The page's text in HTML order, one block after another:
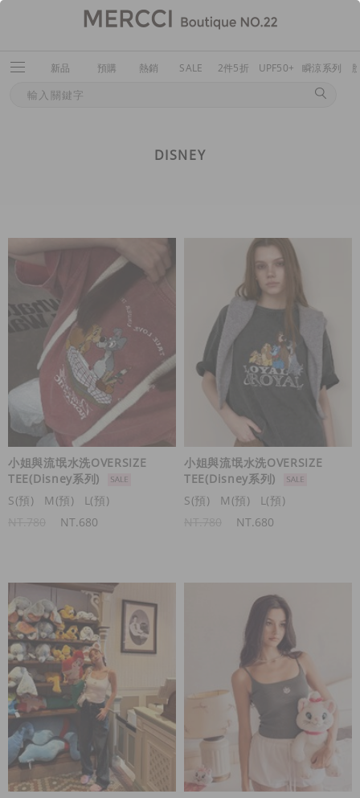
新品 預購 熱銷 SALE 2件5折 UPF50+ 瞬涼系列
DISNEY
小姐與流氓水洗OVERSIZE
TEE(Disney系列)
S(預)
M(預)
L(預)
NT.680
小姐與流氓水洗OVERSIZE
TEE(Disney系列)
S(預)
M(預)
L(預)
NT.680